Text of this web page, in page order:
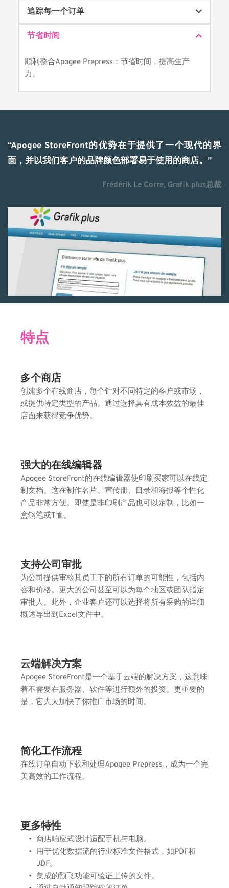
通过建立直观的移动响应在线商店来扩大你的客户群。
允许您的客户自己轻松定制他们的产品，而无需投资人员
团队。
追踪每一个订单
获得订单状态的即时反馈和信息。
节省时间
顺利整合Apogee Prepress：节省时间，提高生产
力。
“Apogee StoreFront的优势在于提供了一个现代的界
面，并以我们客户的品牌颜色部署易于使用的商店。 ”
Frédérik Le Corre, Grafik plus总裁
特点
多个商店
创建多个在线商店，每个针对不同特定的客户或市场，
或提供特定类型的产品。通过选择具有成本效益的最佳
店面来获得竞争优势。
强大的在线编辑器
Apogee StoreFront的在线编辑器使印刷买家可以在线定
制文档。这在制作名片、宣传册、目录和海报等个性化
产品非常方便。即使是非印刷产品也可以定制，比如一
盒钢笔或T恤。
支持公司审批
为公司提供审核其员工下的所有订单的可能性，包括内
容和价格。更大的公司甚至可以为每个地区或团队指定
审批人。此外，企业客户还可以选择将所有采购的详细
概述导出到Excel文件中。
云端解决方案
Apogee StoreFront是一个基于云端的解决方案，这意味
着不需要在服务器、软件等进行额外的投资。更重要的
是，它大大加快了你推广市场的时间。
简化工作流程
在线订单自动下载和处理Apogee Prepress，成为一个完
美高效的工作流程。
更多特性
商店响应式设计适配手机与电脑。
用于优化数据流的行业标准文件格式，如PDF和
JDF。
集成的预飞功能可验证上传的文件。